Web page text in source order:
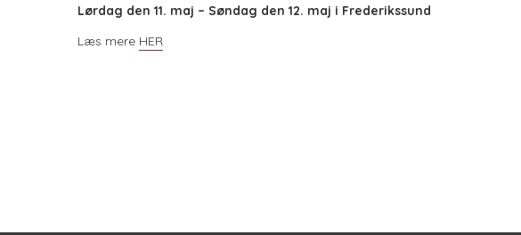
Lørdag den 11. maj – Søndag den 12. maj i Frederikssund
Læs mere HER